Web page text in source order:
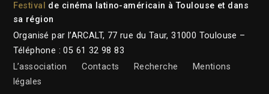
Festival de cinéma latino-américain à Toulouse et dans
sa région
Organisé par l’ARCALT, 77 rue du Taur, 31000 Toulouse –
Téléphone : 05 61 32 98 83
L’association
Contacts Recherche
Mentions
légales